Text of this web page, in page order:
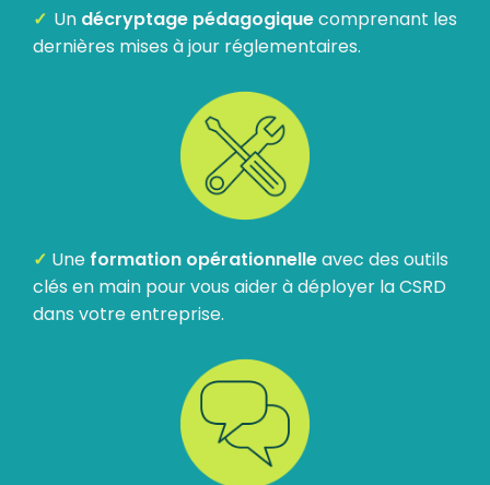
✓ Un décryptage pédagogiquecomprenant les
dernières mises à jour réglementaires.
✓ Une formation opérationnelleavec des outils
clés en main pour vous aider à déployer la CSRD
dans votre entreprise.